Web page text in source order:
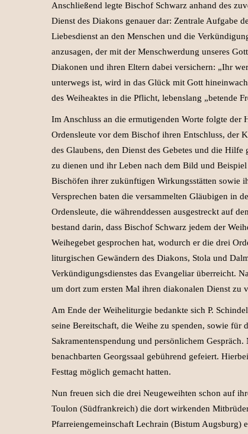
Anschließend legte Bischof Schwarz anhand des
Dienst des Diakons genauer dar: Zentrale Aufgabe
Liebesdienst an den Menschen und die
anzusagen, der mit der Menschwerdung unseres
Diakonen und ihren Eltern dabei versichern: „Ihr
unterwegs ist, wird in das Glück mit Gott
des Weiheaktes in die Pflicht, lebenslang „betende
Im Anschluss an die ermutigenden Worte folgte
Ordensleute vor dem Bischof ihren Entschluss, der
des Glaubens, den Dienst des Gebetes und die
zu dienen und ihr Leben nach dem Bild und
Bischöfen ihrer zukünftigen Wirkungsstätten sowie
Versprechen baten die versammelten Gläubigen in
Ordensleute, die währenddessen ausgestreckt auf
bestand darin, dass Bischof Schwarz jedem der
Weihegebet gesprochen hat, wodurch er die drei
liturgischen Gewändern des Diakons, Stola und
Verkündigungsdienstes das Evangeliar überreicht.
um dort zum ersten Mal ihren diakonalen Dienst zu
Am Ende der Weiheliturgie bedankte sich P.
seine Bereitschaft, die Weihe zu spenden, sowie
Sakramentenspendung und persönlichem
benachbarten Georgssaal gebührend gefeiert.
Festtag möglich gemacht hatten.
Nun freuen sich die drei Neugeweihten schon auf
Toulon (Südfrankreich) die dort wirkenden
Pfarreiengemeinschaft Lechrain (Bistum Augsburg)